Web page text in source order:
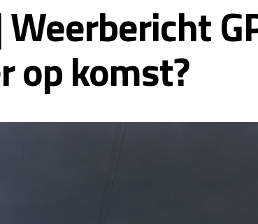
Weerbericht
op komst?